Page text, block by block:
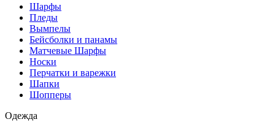
Шарфы
Пледы
Вымпелы
Бейсболки и панамы
Матчевые Шарфы
Носки
Перчатки и варежки
Шапки
Шопперы
Одежда